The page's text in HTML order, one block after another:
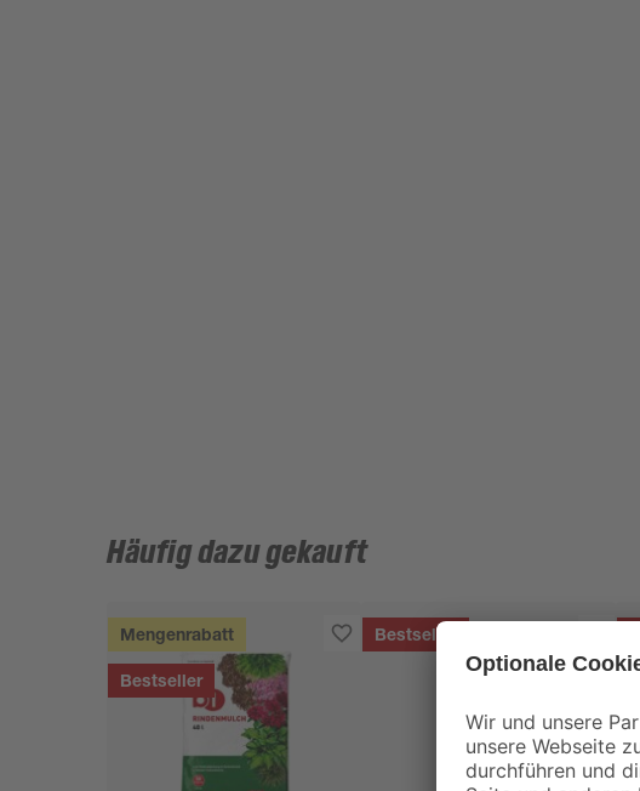
Häufig dazu gekauft
Mengenrabatt
Bestseller
Bestseller